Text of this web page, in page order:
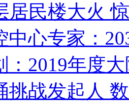
居民楼大火
中心专家：
：2019年度
挑战发起人